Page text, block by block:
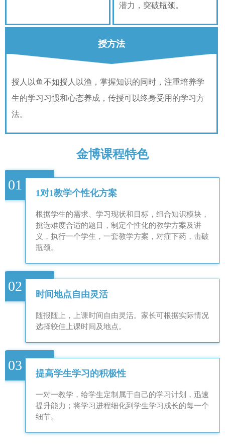
潜力，突破瓶颈。
授方法
授人以鱼不如授人以渔，掌握知识的同时，注重培养学
生的学习习惯和心态养成，传授可以终身受用的学习方
法。
金博课程特色
01
1对1教学个性化方案
根据学生的需求、学习现状和目标，组合知识模块，
挑选难度合适的题目，制定个性化的教学方案及讲
义，执行一个学生，一套教学方案，对症下药，击破
瓶颈。
02
时间地点自由灵活
随报随上，上课时间自由灵活。家长可根据实际情况
选择较佳上课时间及地点。
03
提高学生学习的积极性
一对一教学，给学生定制属于自己的学习计划，迅速
提升能力；将学习进程细化到学生学习成长的每一个
细节。